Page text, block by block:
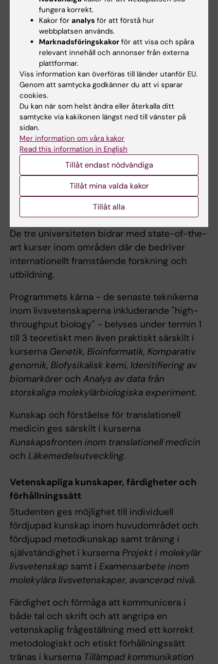
sin kunskapsutveckling.
Innehåll och upplägg
Programmet är tvärvetenskapligt och
fokuserar mot de senaste teknikerna inom
livsvetenskaperna och hur man kan applicera
dem inom medicinsk grundforskning,
prevention, diagnostik och behandling.
Programmet ger därför en djup teoretisk och
praktisk specialistkunskap inom translationell
medicin, molekylärbiologi, biofysik och
bioinformatik och dessutom fördjupad
förståelse för vetenskaplig metodik och
gedigen praktisk träning i skriftlig och muntlig
De tre universiteten bidrar med state-of-the-
art kurser inom områden där de bedriver
internationellt framstående forskning och
utbildning.
Programmets kärna - de senaste teknikerna
inom livsvetenskaperna inkluderande "high-
throughput biology" - belyses under termin 1
till 3 teoretiskt men även praktiskt särskilt i
kurserna Genetik, Bioinformatik, Komparativ
genomik, Biofysikalisk kemi, Idenitifiering av
biomarkörer och Analys av data från
storskaliga molekylärbiologiska experiment.
Kunskap och förståelse för translationell
medicin ges särskilt i kurserna
Kunskapsfronten inom translationell medicin
och Läkemedelsutveckling.
Vetenskapliga kunskaper, färdigheter och
förhållningssätt
Studenten ges möjlighet till individuell
fördjupad kunskap inom huvudområdet och
fördjupad metodkunskap samt träning i
självständighet i kurserna Projekt i molekylär
livsvetenskap samt i Examensarbete inom
molekylära livsvetenskaper, avancerad nivå.
Färdighet och förmåga att kommunicera i
både tal och skrift och att angripa en
vetenskaplig frågeställning med ett korrekt
metodologiskt och etiskt förhållningssätt
tränas i kurserna Tillämpad kommunikation
fungera korrekt.
Kakor för analys för att förstå hur
webbplatsen används.
Marknadsföringskakor för att visa och spåra
relevant innehåll och annonser från externa
plattformar.
Viss information kan överföras till länder utanför EU.
Genom att samtycka godkänner du att vi sparar
cookies.
Du kan när som helst ändra eller återkalla ditt
samtycke via kakikonen längst ned till vänster på
sidan.
Mer information om våra kakor
Read this information in English
Tillåt endast nödvändiga
Tillåt mina valda kakor
Tillåt alla